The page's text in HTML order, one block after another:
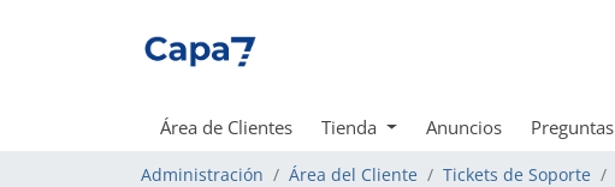
Área de Clientes Tienda Anuncios
Administración Área del Cliente Tickets de Soporte